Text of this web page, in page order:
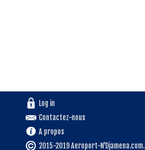
Log in
Contactez-nous
A propos
2015-2019 Aeroport-N'Djamena.com.